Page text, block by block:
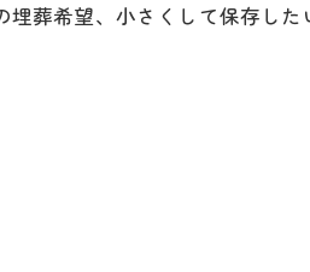
葬希望、小さくして保存した